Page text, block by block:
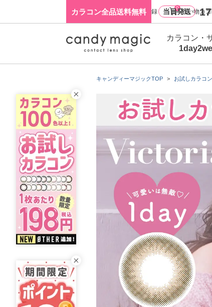
カラコン全品送料無料 当日発送 17
キャンディーマジックTOP お試しカラコン
ログイン・新規会員登録
0
買い物カゴ
カラコン・
1day